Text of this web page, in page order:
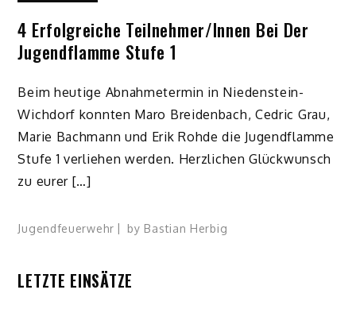
4 Erfolgreiche Teilnehmer/innen Bei Der
Jugendflamme Stufe 1
Beim heutige Abnahmetermin in Niedenstein-
Wichdorf konnten Maro Breidenbach, Cedric Grau,
Marie Bachmann und Erik Rohde die Jugendflamme
Stufe 1 verliehen werden. Herzlichen Glückwunsch
zu eurer […]
Jugendfeuerwehr by Bastian Herbig
LETZTE EINSÄTZE